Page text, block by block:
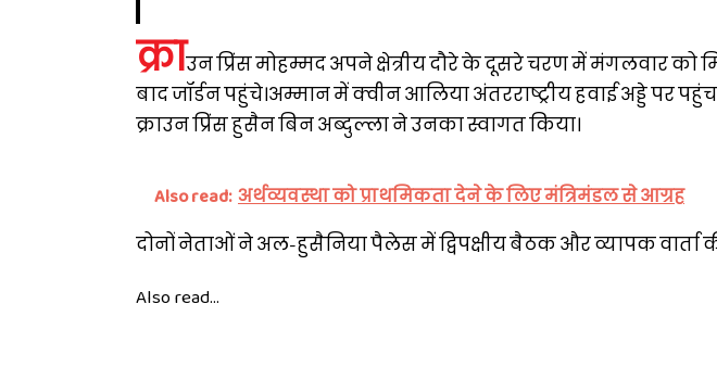
क्राउन प्रिंस मोहम्मद अपने क्षेत्रीय दौरे के दूसरे चरण में मंगलवार को
बाद जॉर्डन पहुंचे।अम्मान में क्वीन आलिया अंतरराष्ट्रीय हवाई अड्डे पर
क्राउन प्रिंस हुसैन बिन अब्दुल्ला ने उनका स्वागत किया।
Also read: अर्थव्यवस्था को प्राथमिकता देने के लिए मंत्रिमंडल से आग्रह
दोनों नेताओं ने अल-हुसैनिया पैलेस में द्विपक्षीय बैठक और व्यापक वार्ता
Also read...